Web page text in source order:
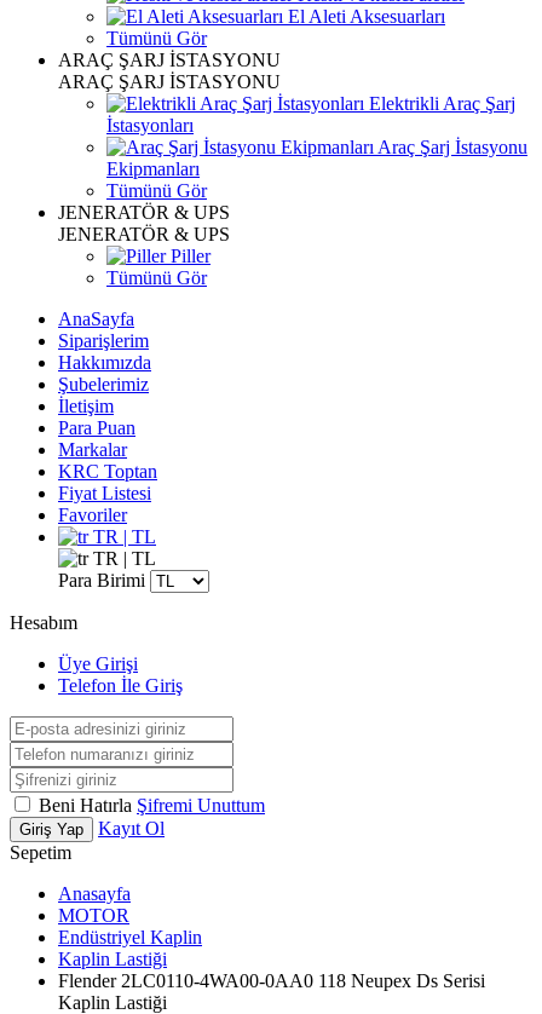
El Aleti Aksesuarları
Tümünü Gör
ARAÇ ŞARJ İSTASYONU
ARAÇ ŞARJ İSTASYONU
Elektrikli Araç Şarj
İstasyonları
Araç Şarj İstasyonu
Ekipmanları
Tümünü Gör
JENERATÖR & UPS
JENERATÖR & UPS
Piller
Tümünü Gör
AnaSayfa
Siparişlerim
Hakkımızda
Şubelerimiz
İletişim
Para Puan
Markalar
KRC Toptan
Fiyat Listesi
Favoriler
TR | TL
TR | TL
Para Birimi
Hesabım
Üye Girişi
Telefon İle Giriş
Beni Hatırla Şifremi Unuttum
Giriş Yap
Kayıt Ol
Sepetim
Anasayfa
MOTOR
Endüstriyel Kaplin
Kaplin Lastiği
Flender 2LC0110-4WA00-0AA0 118 Neupex Ds Serisi
Kaplin Lastiği